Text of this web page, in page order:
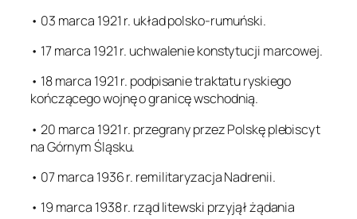
• 03 marca 1921 r. układ polsko-rumuński.
• 17 marca 1921 r. uchwalenie konstytucji marcowej.
• 18 marca 1921 r. podpisanie traktatu ryskiego
kończącego wojnę o granicę wschodnią.
• 20 marca 1921 r. przegrany przez Polskę plebiscyt
na Górnym Śląsku.
• 07 marca 1936 r. remilitaryzacja Nadrenii.
• 19 marca 1938 r. rząd litewski przyjął żądania